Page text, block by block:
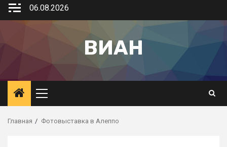
06.08.2026
ВИАН
Главная Фотовыставка в Алеппо